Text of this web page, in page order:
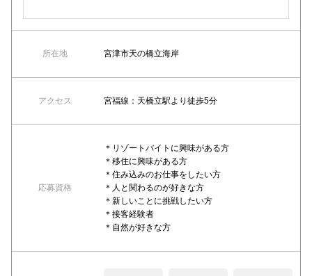
所在地 宮津市天の橋立海岸
アクセス 宮福線：天橋立駅より徒歩5分
応募資格
＊リゾートバイトに興味がある方
＊移住に興味がある方
＊住み込みのお仕事をしたい方
＊人と関わるのが好きな方
＊新しいことに挑戦したい方
＊接客経験者
＊自然が好きな方